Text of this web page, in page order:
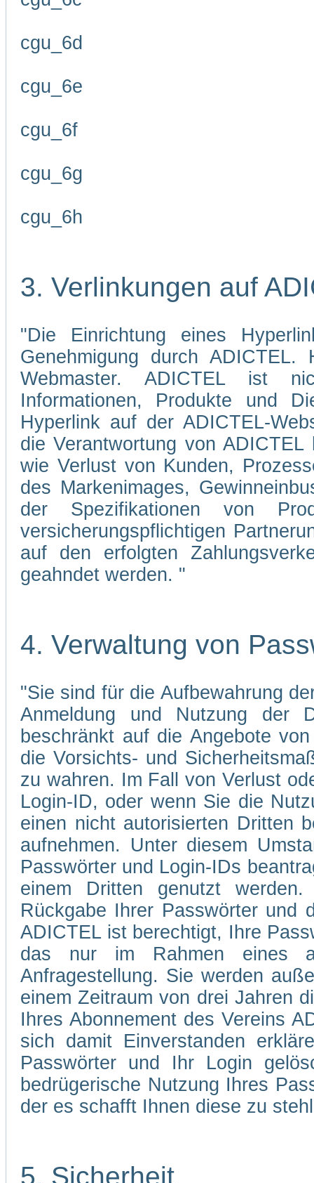
cgu_6d
cgu_6e
cgu_6f
cgu_6g
cgu_6h
3. Verlinkungen auf
"Die Einrichtung eines
Genehmigung durch
Webmaster. ADICTEL ist
Informationen, Produkte und
Hyperlink auf der ADICTEL-
die Verantwortung von
wie Verlust von Kunden,
des Markenimages,
der Spezifikationen von
versicherungspflichtigen
auf den erfolgten
geahndet werden. "
4. Verwaltung von
"Sie sind für die Aufbewahrung
Anmeldung und Nutzung der
beschränkt auf die Angebote
die Vorsichts- und
zu wahren. Im Fall von Verlust
Login-ID, oder wenn Sie die
einen nicht autorisierten Dritten
aufnehmen. Unter diesem
Passwörter und Login-IDs
einem Dritten genutzt
Rückgabe Ihrer Passwörter und
ADICTEL ist berechtigt, Ihre
das nur im Rahmen eines
Anfragestellung. Sie werden
einem Zeitraum von drei Jahren
Ihres Abonnement des Vereins
sich damit Einverstanden
Passwörter und Ihr Login
bedrügerische Nutzung Ihres
der es schafft Ihnen diese zu
5. Sicherheit